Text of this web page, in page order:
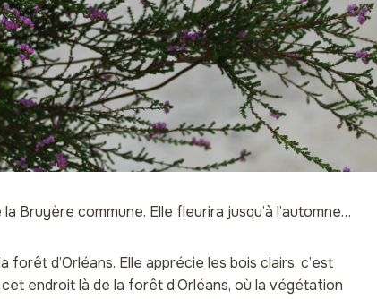
Bruyère commune. Elle fleurira jusqu’à l’automne…
forêt d’Orléans. Elle apprécie les bois clairs, c’est
endroit là de la forêt d’Orléans, où la végétation